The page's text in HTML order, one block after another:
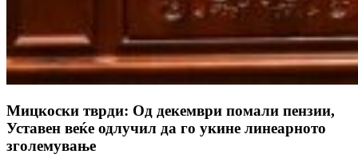
Мицкоски тврди: Од декември помали пензии,
Уставен веќе одлучил да го укине линеарното
зголемување